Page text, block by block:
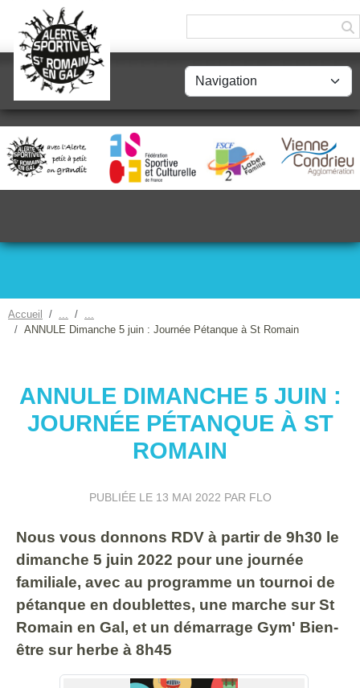
Accueil
ANNULE Dimanche 5 juin : Journée Pétanque à St Romain
ANNULE DIMANCHE 5 JUIN :
JOURNÉE PÉTANQUE À ST
ROMAIN
PUBLIÉE LE 13 MAI 2022 PAR FLO
Nous vous donnons RDV à partir de 9h30 le
dimanche 5 juin 2022 pour une journée
familiale, avec au programme un tournoi de
pétanque en doublettes, une marche sur St
Romain en Gal, et un démarrage Gym' Bien-
être sur herbe à 8h45
Panneau de gestion des cookies